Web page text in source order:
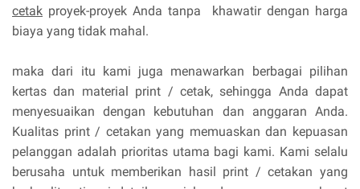
cetak proyek-proyek Anda tanpa khawatir dengan harga
biaya yang tidak mahal.
maka dari itu kami juga menawarkan berbagai pilihan
kertas dan material print / cetak, sehingga Anda dapat
menyesuaikan dengan kebutuhan dan anggaran Anda.
Kualitas print / cetakan yang memuaskan dan kepuasan
pelanggan adalah prioritas utama bagi kami. Kami selalu
berusaha untuk memberikan hasil print / cetakan yang